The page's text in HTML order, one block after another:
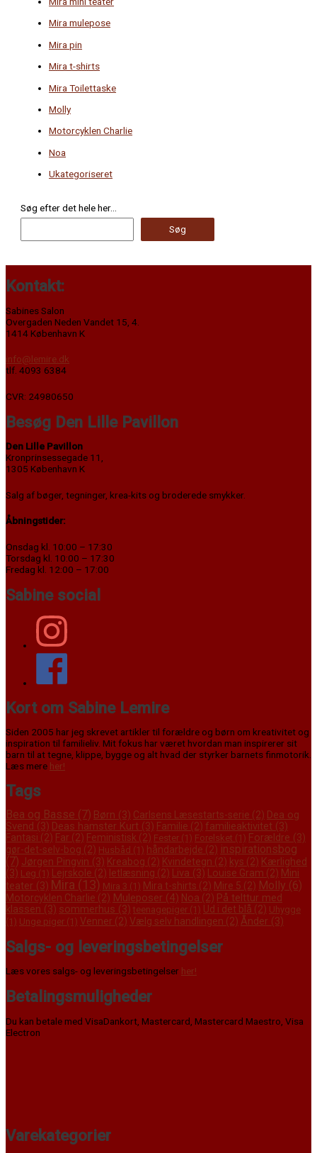
Mira mulepose
Mira pin
Mira t-shirts
Mira Toilettaske
Molly
Motorcyklen Charlie
Noa
Ukategoriseret
Søg efter det hele her...
Søg
Kontakt:
Sabines Salon
Overgaden Neden Vandet 15, 4.
1414 København K
info@lemire.dk
tlf. 4093 6384
CVR: 24980650
Besøg Den Lille Pavillon
Den Lille Pavillon
Kronprinsessegade 11,
1305 København K
Salg af bøger, tegninger, krea-kits og broderede smykker.
Åbningstider:
Onsdag kl. 10:00 – 17:30
Torsdag kl. 10:00 – 17:30
Fredag kl. 12:00 – 17:00
Sabine social
Kort om Sabine Lemire
Siden 2005 har jeg skrevet artikler til forældre og børn om kreativitet og
inspiration til familieliv. Mit fokus har været hvordan man inspirerer sit
barn til at tegne, klippe, bygge og alt hvad der styrker barnets finmotorik.
Læs mere her!
Tags
Bea og Basse (7) Børn (3) Carlsens Læsestarts-serie (2) Dea og
Svend (3) Deas hamster Kurt (3) Familie (2) familieaktivitet (3)
Fantasi (2) Far (2) Feministisk (2) Fester (1) Forelsket (1) Forældre (3)
gør-det-selv-bog (2) Husbåd (1) håndarbejde (2) inspirationsbog
(7) Jørgen Pingvin (3) Kreabog (2) Kvindetegn (2) kys (2) Kærlighed
(3) Leg (1) Lejrskole (2) letlæsning (2) Liva (3) Louise Gram (2) Mini
teater (3) Mira (13) Mira 3 (1) Mira t-shirts (2) Mire 5 (2) Molly (6)
Motorcyklen Charlie (2) Muleposer (4) Noa (2) På telttur med
klassen (3) sommerhus (3) teenagepiger (1) Ud i det blå (2) Uhygge
(1) Unge piger (1) Venner (2) Vælg selv handlingen (2) Ånder (3)
Salgs- og leveringsbetingelser
Læs vores salgs- og leveringsbetingelser her!
Betalingsmuligheder
Du kan betale med VisaDankort, Mastercard, Mastercard Maestro, Visa
Electron
Varekategorier